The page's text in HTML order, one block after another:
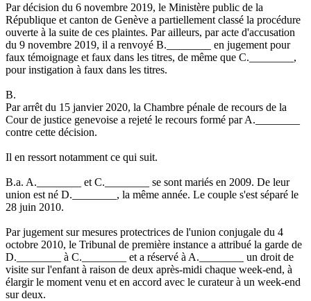
Par décision du 6 novembre 2019, le Ministère public de la
République et canton de Genève a partiellement classé la procédure
ouverte à la suite de ces plaintes. Par ailleurs, par acte d'accusation
du 9 novembre 2019, il a renvoyé B.________ en jugement pour
faux témoignage et faux dans les titres, de même que C.________,
pour instigation à faux dans les titres.
B.
Par arrêt du 15 janvier 2020, la Chambre pénale de recours de la
Cour de justice genevoise a rejeté le recours formé par A.________
contre cette décision.
Il en ressort notamment ce qui suit.
B.a. A.________ et C.________ se sont mariés en 2009. De leur
union est né D.________, la même année. Le couple s'est séparé le
28 juin 2010.
Par jugement sur mesures protectrices de l'union conjugale du 4
octobre 2010, le Tribunal de première instance a attribué la garde de
D.________ à C.________ et a réservé à A.________ un droit de
visite sur l'enfant à raison de deux après-midi chaque week-end, à
élargir le moment venu et en accord avec le curateur à un week-end
sur deux.